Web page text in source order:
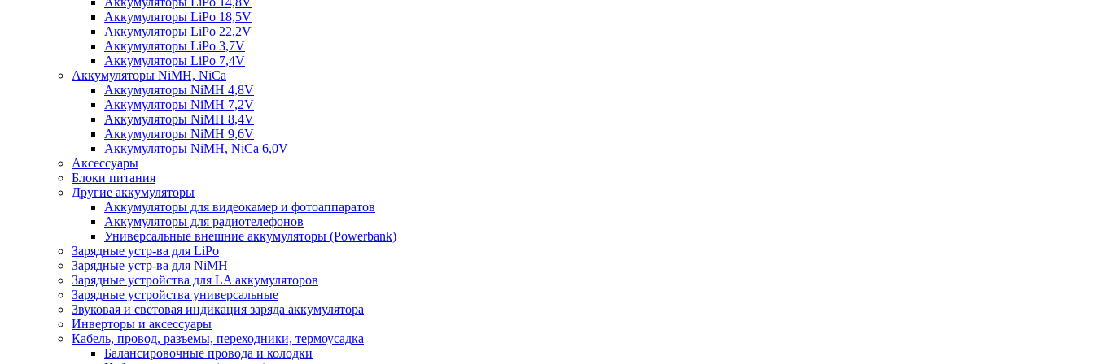
Аккумуляторы LiPo 18,5V
Аккумуляторы LiPo 22,2V
Аккумуляторы LiPo 3,7V
Аккумуляторы LiPo 7,4V
Аккумуляторы NiMH, NiCa
Аккумуляторы NiMH 4,8V
Аккумуляторы NiMH 7,2V
Аккумуляторы NiMH 8,4V
Аккумуляторы NiMH 9,6V
Аккумуляторы NiMH, NiCa 6,0V
Аксессуары
Блоки питания
Другие аккумуляторы
Аккумуляторы для видеокамер и фотоаппаратов
Аккумуляторы для радиотелефонов
Универсальные внешние аккумуляторы (Powerbank)
Зарядные устр-ва для LiPo
Зарядные устр-ва для NiMH
Зарядные устройства для LA аккумуляторов
Зарядные устройства универсальные
Звуковая и световая индикация заряда аккумулятора
Инверторы и аксессуары
Кабель, провод, разъемы, переходники, термоусадка
Балансировочные провода и колодки